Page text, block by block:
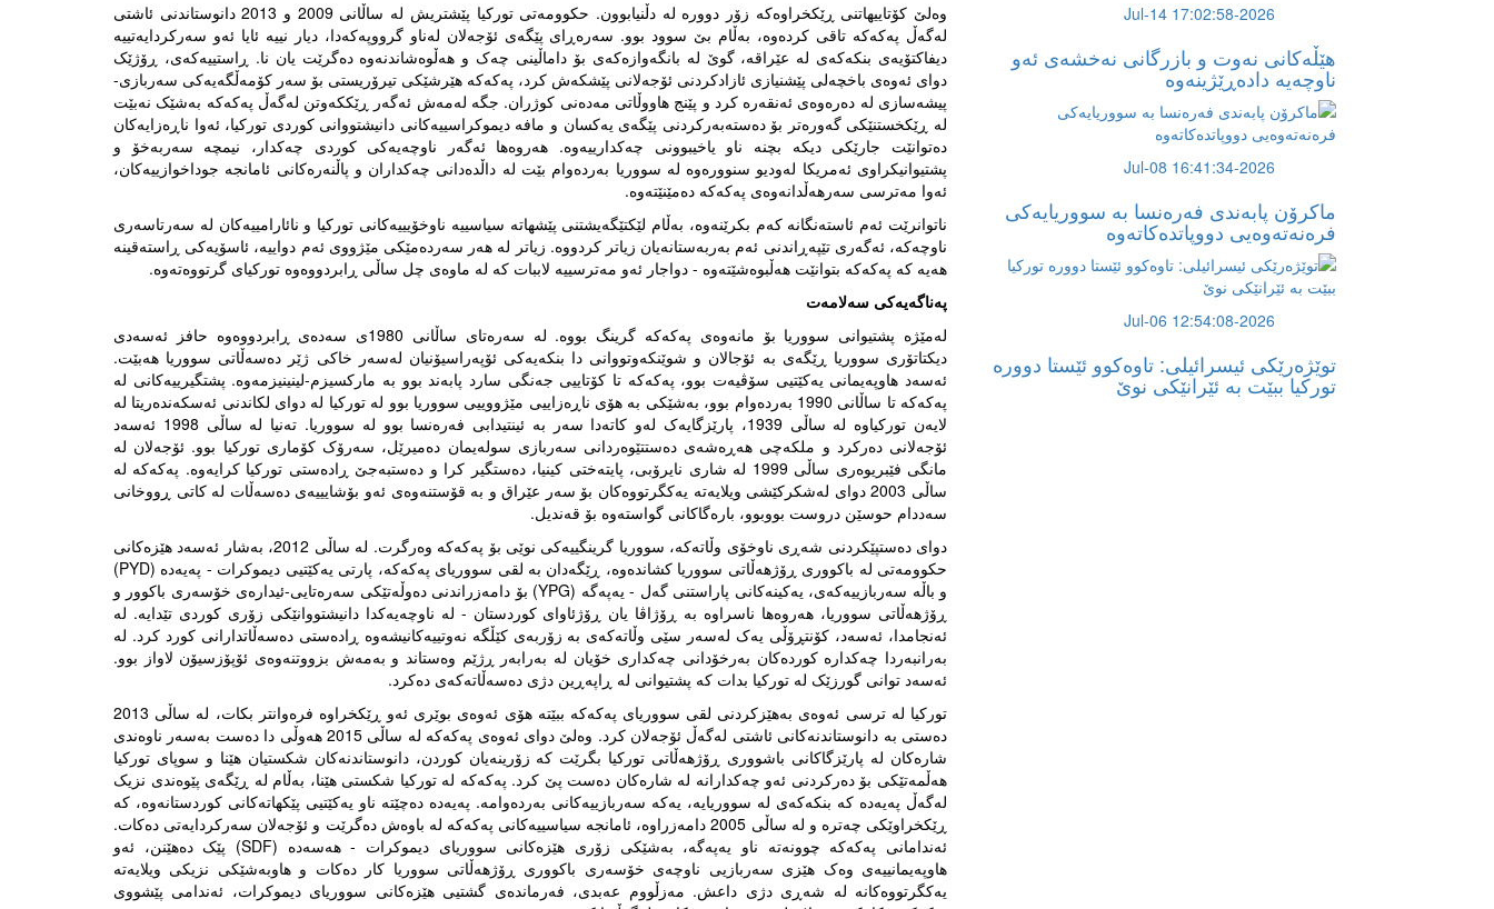
وەلێ کۆتاییهاتنی ڕێکخراوەکە زۆر دوورە لە دڵنیابوون. حکوومەتی تورکیا پێشتریش لە ساڵانی 2009 و 2013 دانوستاندنی ئاشتی
لەگەڵ پەکەکە تاقی کردەوە، بەڵام بێ سوود بوو. سەرەڕای پێگەی ئۆجەلان لەناو گرووپەکەدا، دیار نییە ئایا ئەو سەرکردایەتییە
دیفاکتۆیەی بنکەکەی لە عێراقە، گوێ لە بانگەوازەکەی بۆ داماڵینی چەک و هەڵوەشاندنەوە دەگرێت یان نا. ڕاستییەکەی، ڕۆژێک
دوای ئەوەی باخچەلی پێشنیازی ئازادکردنی ئۆجەلانی پێشکەش کرد، پەکەکە هێرشێکی تیرۆریستی بۆ سەر کۆمەڵگەیەکی سەربازی-
پیشەسازی لە دەرەوەی ئەنقەرە کرد و پێنج هاووڵاتی مەدەنی کوژران. جگە لەمەش ئەگەر ڕێککەوتن لەگەڵ پەکەکە بەشێک نەبێت
لە ڕێکخستنێکی گەورەتر بۆ دەستەبەرکردنی پێگەی یەکسان و مافە دیموکراسییەکانی دانیشتووانی کوردی تورکیا، ئەوا ناڕەزایەکان
دەتوانێت جارێکی دیکە بچنە ناو یاخیبوونی چەکدارییەوە. هەروەها ئەگەر ناوچەیەکی کوردی چەکدار، نیمچە سەربەخۆ و
پشتیوانیکراوی ئەمریکا لەودیو سنوورەوە لە سووریا بەردەوام بێت لە داڵدەدانی چەکداران و پاڵنەرەکانی ئامانجە جوداخوازییەکان،
ئەوا مەترسی سەرهەڵدانەوەی پەکەکە دەمێنێتەوە.
ناتوانرێت ئەم ئاستەنگانە کەم بکرێنەوە، بەڵام لێکتێگەیشتنی پێشهاتە سیاسییە ناوخۆیییەکانی تورکیا و نائارامییەکان لە سەرتاسەری
ناوچەکە، ئەگەری تێپەڕاندنی ئەم بەربەستانەیان زیاتر کردووە. زیاتر لە هەر سەردەمێکی مێژووی ئەم دواییە، ئاسۆیەکی ڕاستەقینە
هەیە کە پەکەکە بتوانێت هەڵبوەشێتەوە - دواجار ئەو مەترسییە لاببات کە لە ماوەی چل ساڵی ڕابردووەوە تورکیای گرتووەتەوە.
پەناگەیەکی سەلامەت
لەمێژە پشتیوانی سووریا بۆ مانەوەی پەکەکە گرینگ بووە. لە سەرەتای ساڵانی 1980ی سەدەی ڕابردووەوە حافز ئەسەدی
دیکتاتۆری سووریا ڕێگەی بە ئۆجالان و شوێنکەوتووانی دا بنکەیەکی ئۆپەراسیۆنیان لەسەر خاکی ژێر دەسەڵاتی سووریا هەبێت.
ئەسەد هاوپەیمانی یەکێتیی سۆڤیەت بوو، پەکەکە تا کۆتاییی جەنگی سارد پابەند بوو بە مارکسیزم-لینینیزمەوە. پشتگیرییەکانی لە
پەکەکە تا ساڵانی 1990 بەردەوام بوو، بەشێکی بە هۆی ناڕەزاییی مێژووییی سووریا بوو لە تورکیا لە دوای لکاندنی ئەسکەندەریتا لە
لایەن تورکیاوە لە ساڵی 1939، پارێزگایەک لەو کاتەدا سەر بە ئینتیدابی فەرەنسا بوو لە سووریا. تەنیا لە ساڵی 1998 ئەسەد
ئۆجەلانی دەرکرد و ملکەچی هەڕەشەی دەستتێوەردانی سەربازی سولەیمان دەمیرێل، سەرۆک کۆماری تورکیا بوو. ئۆجەلان لە
مانگی فێبریوەری ساڵی 1999 لە شاری نایرۆبی، پایتەختی کینیا، دەستگیر کرا و دەستبەجێ ڕادەستی تورکیا کرایەوە. پەکەکە لە
ساڵی 2003 دوای لەشکرکێشی ویلایەتە یەکگرتووەکان بۆ سەر عێراق و بە قۆستنەوەی ئەو بۆشایییەی دەسەڵات لە کاتی ڕووخانی
سەددام حوسێن دروست بووبوو، بارەگاکانی گواستەوە بۆ قەندیل.
دوای دەستپێکردنی شەڕی ناوخۆی وڵاتەکە، سووریا گرینگییەکی نوێی بۆ پەکەکە وەرگرت. لە ساڵی 2012، بەشار ئەسەد هێزەکانی
حکوومەتی لە باکووری ڕۆژهەڵاتی سووریا کشاندەوە، ڕێگەدان بە لقی سووریای پەکەکە، پارتی یەکێتیی دیموکرات - پەیەدە (PYD)
و باڵە سەربازییەکەی، یەکینەکانی پاراستنی گەل - یەپەگە (YPG) بۆ دامەزراندنی دەوڵەتێکی سەرەتایی-ئیدارەی خۆسەری باکوور و
ڕۆژهەڵاتی سووریا، هەروەها ناسراوە بە ڕۆژاڤا یان ڕۆژئاوای کوردستان - لە ناوچەیەکدا دانیشتووانێکی زۆری کوردی تێدایە. لە
ئەنجامدا، ئەسەد، کۆنتڕۆڵی یەک لەسەر سێی وڵاتەکەی بە زۆربەی کێڵگە نەوتییەکانیشەوە ڕادەستی دەسەڵاتدارانی کورد کرد. لە
بەرانبەردا چەکدارە کوردەکان بەرخۆدانی چەکداری خۆیان لە بەرابەر ڕژێم وەستاند و بەمەش بزووتنەوەی ئۆپۆزسیۆن لاواز بوو.
ئەسەد توانی گورزێک لە تورکیا بدات کە پشتیوانی لە ڕاپەڕین دژی دەسەڵاتەکەی دەکرد.
تورکیا لە ترسی ئەوەی بەهێزکردنی لقی سووریای پەکەکە ببێتە هۆی ئەوەی بوێری ئەو ڕێکخراوە فرەوانتر بکات، لە ساڵی 2013
دەستی بە دانوستاندنەکانی ئاشتی لەگەڵ ئۆجەلان کرد. وەلێ دوای ئەوەی پەکەکە لە ساڵی 2015 هەوڵی دا دەست بەسەر ناوەندی
شارەکان لە پارێزگاکانی باشووری ڕۆژهەڵاتی تورکیا بگرێت کە زۆرینەیان کوردن، دانوستاندنەکان شکستیان هێنا و سوپای تورکیا
هەڵمەتێکی بۆ دەرکردنی ئەو چەکدارانە لە شارەکان دەست پێ کرد. پەکەکە لە تورکیا شکستی هێنا، بەڵام لە ڕێگەی پێوەندی نزیک
لەگەڵ پەیەدە کە بنکەکەی لە سووریایە، یەکە سەربازییەکانی بەردەوامە. پەیەدە دەچێتە ناو یەکێتیی پێکهاتەکانی کوردستانەوە، کە
ڕێکخراوێکی چەترە و لە ساڵی 2005 دامەزراوە، ئامانجە سیاسییەکانی پەکەکە لە باوەش دەگرێت و ئۆجەلان سەرکردایەتی دەکات.
ئەندامانی پەکەکە چوونەتە ناو یەپەگە، بەشێکی زۆری هێزەکانی سووریای دیموکرات - هەسەدە (SDF) پێک دەهێنن، ئەو
هاوپەیمانییەی وەک هێزی سەربازیی ناوچەی خۆسەری باکووری ڕۆژهەڵاتی سووریا کار دەکات و هاوبەشێکی نزیکی ویلایەتە
یەکگرتووەکانە لە شەڕی دژی داعش. مەزڵووم عەبدی، فەرماندەی گشتیی هێزەکانی سووریای دیموکرات، ئەندامی پێشووی
2026-Jul-14 17:02:58
هێڵەکانى نەوت و بازرگانى نەخشەى ئەو
ناوچەیە دادەڕێژینەوە
2026-Jul-08 16:41:34
ماکرۆن پابەندی فەرەنسا بە سووریایەکی
فرەنەتەوەیی دووپاتدەکاتەوە
2026-Jul-06 12:54:08
توێژەرێكی ئیسرائیلی: تاوەكوو ئێستا دوورە
توركیا ببێت بە ئێرانێكی نوێ